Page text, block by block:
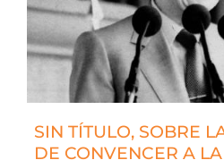
SIN TÍTULO, SOBRE
DE CONVENCER A